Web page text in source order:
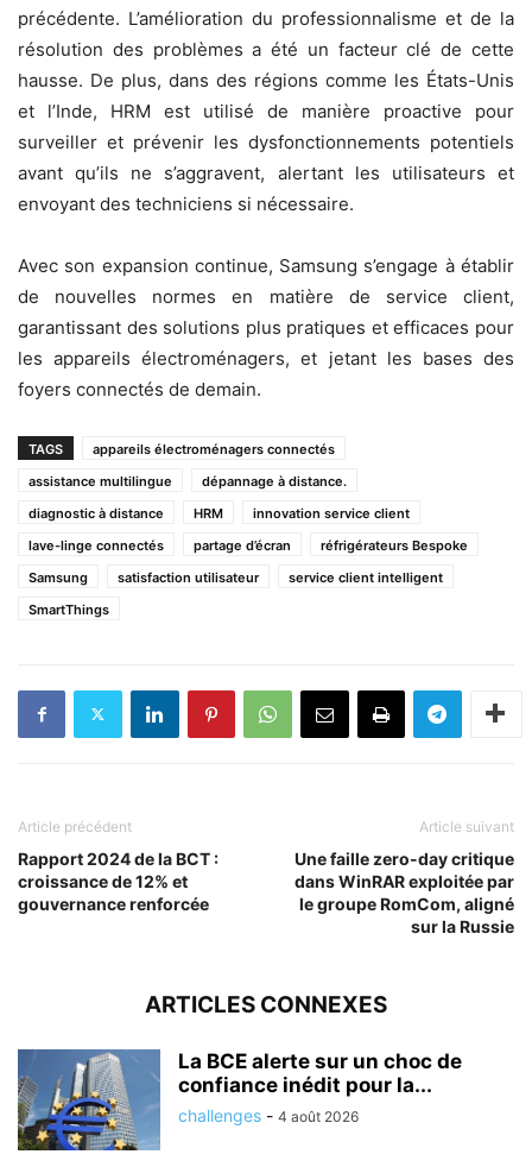
précédente. L’amélioration du professionnalisme et de la
résolution des problèmes a été un facteur clé de cette
hausse. De plus, dans des régions comme les États-Unis
et l’Inde, HRM est utilisé de manière proactive pour
surveiller et prévenir les dysfonctionnements potentiels
avant qu’ils ne s’aggravent, alertant les utilisateurs et
envoyant des techniciens si nécessaire.
Avec son expansion continue, Samsung s’engage à établir
de nouvelles normes en matière de service client,
garantissant des solutions plus pratiques et efficaces pour
les appareils électroménagers, et jetant les bases des
foyers connectés de demain.
TAGS
appareils électroménagers connectés
assistance multilingue
dépannage à distance.
diagnostic à distance
HRM
innovation service client
lave-linge connectés
partage d’écran
réfrigérateurs Bespoke
Samsung
satisfaction utilisateur
service client intelligent
SmartThings
Article précédent
Rapport 2024 de la BCT :
croissance de 12% et
gouvernance renforcée
Article suivant
Une faille zero-day critique
dans WinRAR exploitée par
le groupe RomCom, aligné
sur la Russie
ARTICLES CONNEXES
La BCE alerte sur un choc de
confiance inédit pour la...
challenges - 4 août 2026